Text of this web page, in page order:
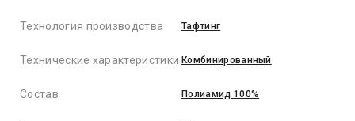
Технология производства Тафтинг
Технические характеристики Комбинированный
Состав Полиамид 100%